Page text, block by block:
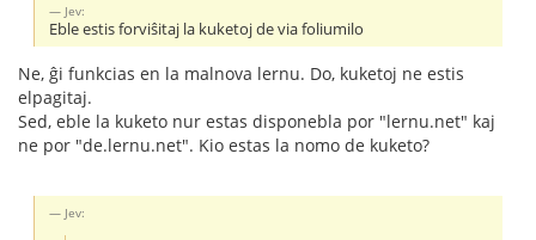
Jev:
Eble estis forviŝitaj la kuketoj de via foliumilo
Ne, ĝi funkcias en la malnova lernu. Do, kuketoj ne estis
elpagitaj.
Sed, eble la kuketo nur estas disponebla por "lernu.net" kaj
ne por "de.lernu.net". Kio estas la nomo de kuketo?
Jev: